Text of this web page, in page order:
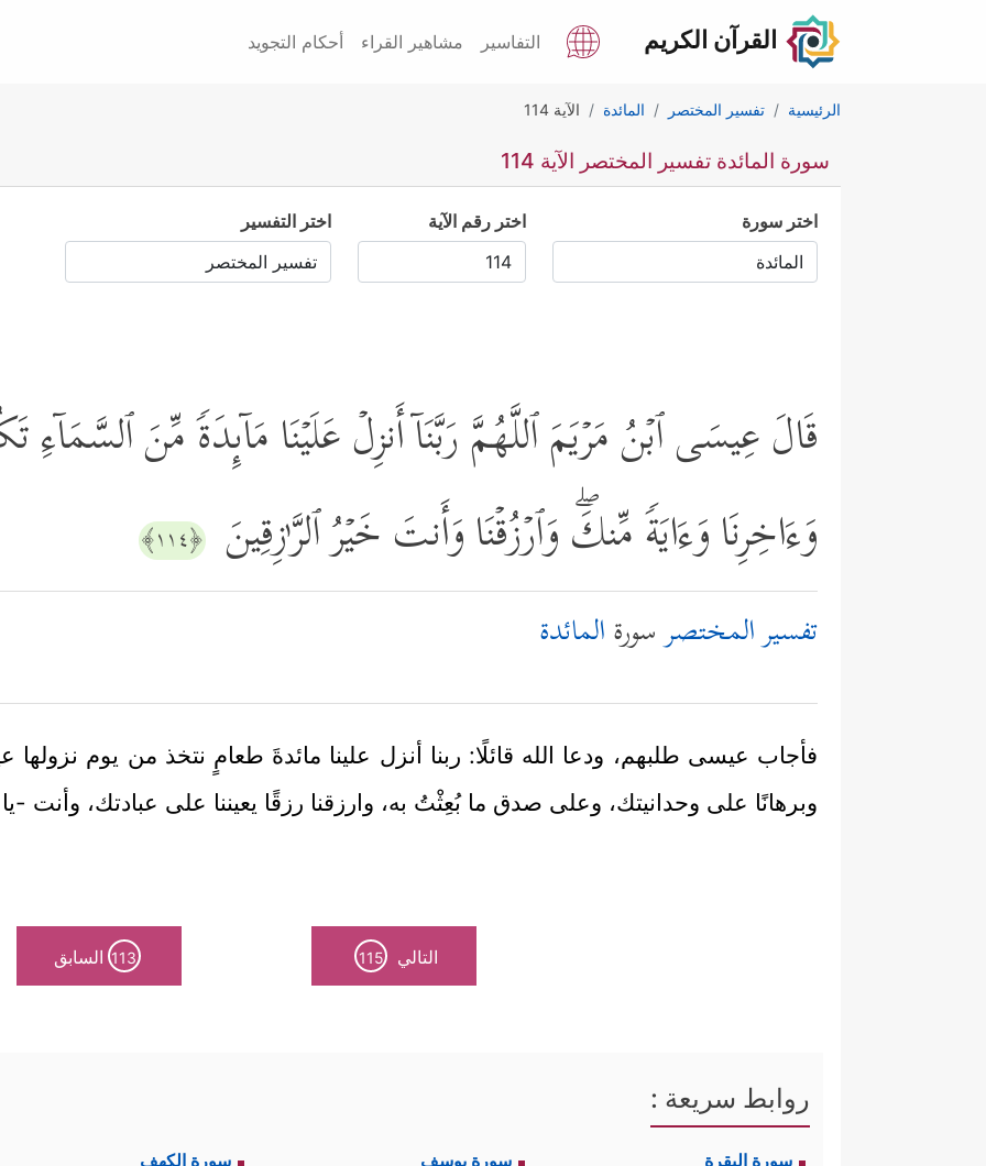
القرآن الكريم التفاسير مشاهير القراء أحكام التجويد
الرئيسية تفسير المختصر المائدة الآية 114
سورة المائدة تفسير المختصر الآية 114
اختر سورة اختر رقم الآية اختر التفسير
قَالَ عِیسَى ٱبۡنُ مَرۡیَمَ ٱللَّهُمَّ رَبَّنَاۤ أَنزِلۡ عَلَیۡنَا مَاۤىِٕدَةࣰ مِّنَ ٱلسَّمَاۤءِ
وَءَاخِرِنَا وَءَایَةࣰ مِّنكَۖ وَٱرۡزُقۡنَا وَأَنتَ خَیۡرُ ٱلرَّ ٰ⁠زِقِینَ ﴿١١٤﴾
تفسير المختصرسورةالمائدة
فأجاب عيسى طلبهم، ودعا الله قائلًا: ربنا أنزل علينا مائدةَ طعامٍ نتخذ من يوم
وبرهانًا على وحدانيتك، وعلى صدق ما بُعِثْتُ به، وارزقنا رزقًا يعيننا على عبادتك، وأنت -يا
التالي 115
113 السابق
روابط سريعة :
سورة البقرة سورة يوسف سورة الكهف